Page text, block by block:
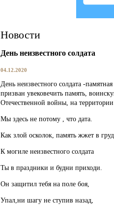
Новости
День неизвестного солдата
04.12.2020
День неизвестного солдата -
призван увековечить память,
Отечественной войны, на
Мы здесь не потому , что дата.
Как злой осколок, память жжет в
К могиле неизвестного солдата
Ты в праздники и будни приходи.
Он защитил тебя на поле боя,
Упал,ни шагу не ступив назад,